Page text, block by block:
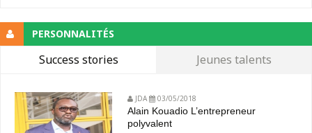
PERSONNALITÉS
Success stories Jeunes talents
JDA 03/05/2018
Alain Kouadio L’entrepreneur
polyvalent